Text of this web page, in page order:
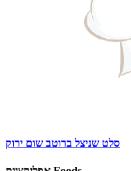
סלט שניצל ברוטב שום ירוק